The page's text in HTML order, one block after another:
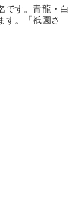
です。青龍・白
す。「祇園さ